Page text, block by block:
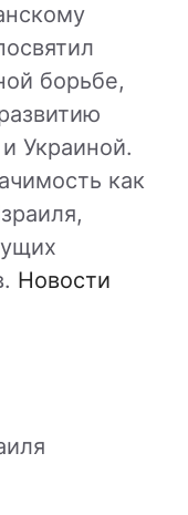
борьбе,
Украиной.
как
Новости